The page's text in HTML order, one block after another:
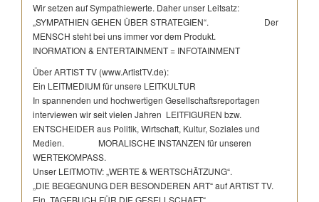
Wir setzen auf Sympathiewerte. Daher unser Leitsatz:
„SYMPATHIEN GEHEN ÜBER STRATEGIEN“. Der
MENSCH steht bei uns immer vor dem Produkt.
INORMATION & ENTERTAINMENT = INFOTAINMENT
Über ARTIST TV (www.ArtistTV.de):
Ein LEITMEDIUM für unsere LEITKULTUR
In spannenden und hochwertigen Gesellschaftsreportagen
interviewen wir seit vielen Jahren LEITFIGUREN bzw.
ENTSCHEIDER aus Politik, Wirtschaft, Kultur, Soziales und
Medien. MORALISCHE INSTANZEN für unseren
WERTEKOMPASS.
Unser LEITMOTIV: „WERTE & WERTSCHÄTZUNG“.
„DIE BEGEGNUNG DER BESONDEREN ART“ auf ARTIST TV.
Ein „TAGEBUCH FÜR DIE GESELLSCHAFT“